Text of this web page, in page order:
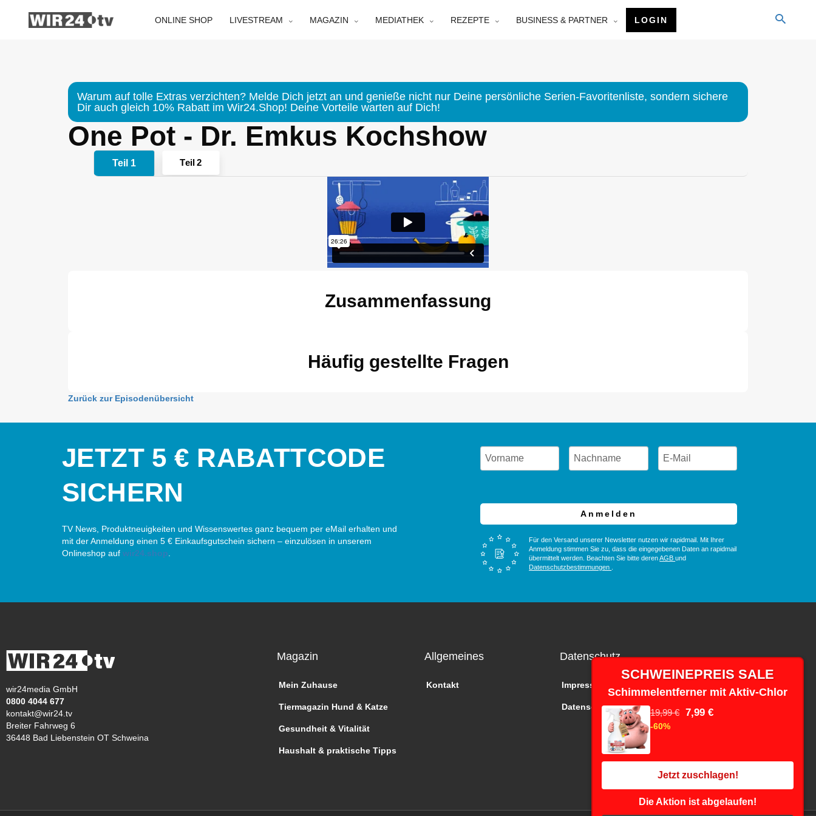
springen
ONLINE SHOP LIVESTREAM MAGAZIN MEDIATHEK REZEPTE BUSINESS & PARTNER LOGIN
Warum auf tolle Extras verzichten? Melde Dich jetzt an und genieße nicht nur Deine persönliche Serien-Favoritenliste, sondern sichere
Dir auch gleich 10% Rabatt im Wir24.Shop! Deine Vorteile warten auf Dich!
One Pot - Dr. Emkus Kochshow
Teil 1 Teil 2
Zusammenfassung
Häufig gestellte Fragen
Zurück zur Episodenübersicht
JETZT 5 € RABATTCODE
SICHERN
TV News, Produktneuigkeiten und Wissenswertes ganz bequem per eMail erhalten und
mit der Anmeldung einen 5 € Einkaufsgutschein sichern – einzulösen in unserem
Onlineshop auf wir24.shop.
Anmelden
Für den Versand unserer Newsletter nutzen wir rapidmail. Mit Ihrer
Anmeldung stimmen Sie zu, dass die eingegebenen Daten an rapidmail
übermittelt werden. Beachten Sie bitte derenAGBund
Datenschutzbestimmungen
wir24media GmbH
0800 4044 677
kontakt@wir24.tv
Breiter Fahrweg 6
36448 Bad Liebenstein OT Schweina
Magazin
Mein Zuhause
Tiermagazin Hund & Katze
Gesundheit & Vitalität
Haushalt & praktische Tipps
Allgemeines
Kontakt
Datenschutz
Impressum
Datenschutz
SCHWEINEPREIS SALE
Schimmelentferner mit Aktiv-Chlor
19,99 € 7,99 €
-60%
Jetzt zuschlagen!
Die Aktion ist abgelaufen!